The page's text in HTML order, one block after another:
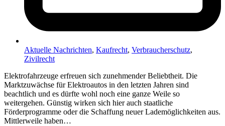
Aktuelle Nachrichten, Kaufrecht, Verbraucherschutz,
Zivilrecht
Elektrofahrzeuge erfreuen sich zunehmender Beliebtheit. Die
Marktzuwächse für Elektroautos in den letzten Jahren sind
beachtlich und es dürfte wohl noch eine ganze Weile so
weitergehen. Günstig wirken sich hier auch staatliche
Förderprogramme oder die Schaffung neuer Lademöglichkeiten aus.
Mittlerweile haben…